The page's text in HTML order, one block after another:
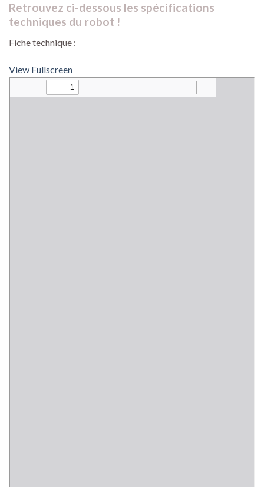
Retrouvez ci-dessous les spécifications
techniques du robot !
Fiche technique :
View Fullscreen